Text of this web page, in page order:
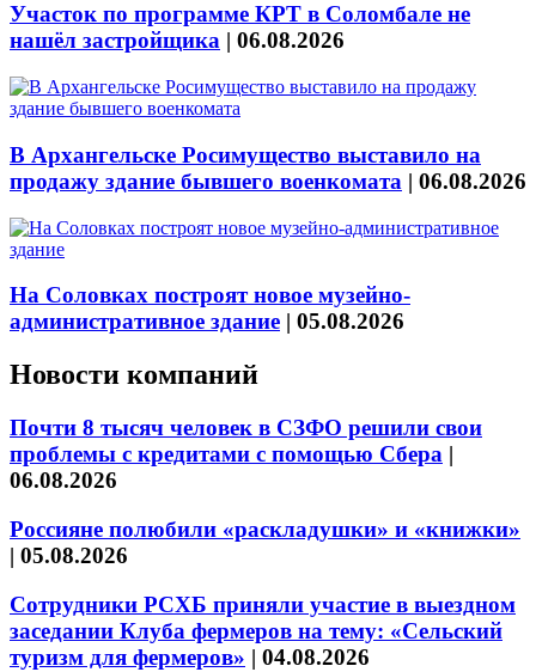
Участок по программе КРТ в Соломбале не
нашёл застройщика | 06.08.2026
В Архангельске Росимущество выставило на
продажу здание бывшего военкомата | 06.08.2026
На Соловках построят новое музейно-
административное здание | 05.08.2026
Новости компаний
Почти 8 тысяч человек в СЗФО решили свои
проблемы с кредитами с помощью Сбера |
06.08.2026
Россияне полюбили «раскладушки» и «книжки»
| 05.08.2026
Сотрудники РСХБ приняли участие в выездном
заседании Клуба фермеров на тему: «Сельский
туризм для фермеров» | 04.08.2026